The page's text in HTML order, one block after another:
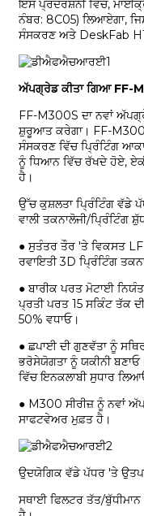
ਇਸ ਪ੍ਰਦਰਸ਼ਨੀ ਵਿੱਚ,
ਨੰਬਰ: 8C05) ਲਿਆਏਗਾ,
ਸੰਸਕਰਣ ਅਤੇ DeskFab
ਅੱਪਗ੍ਰੇਡ ਕੀਤਾ ਗਿਆ FF-
FF-M300S ਦਾ ਨਵਾਂ
ਸ਼ੁਰੂਆਤ ਕਰੇਗਾ। FF-
ਸੰਸਕਰਣ ਵਿੱਚ ਪ੍ਰਿੰਟਿੰਗ
ਨੂੰ ਧਿਆਨ ਵਿੱਚ ਰੱਖਦੇ ਹੋਏ,
ਹੈ।
ਉੱਚ ਕੁਸ਼ਲਤਾ ਪ੍ਰਿੰਟਿੰਗ ਵੱਡੇ
ਵਾਲੀ ਤਕਨਾਲੋਜੀ/ਪ੍ਰਿੰਟਿੰਗ
● ਸੁਤੰਤਰ ਤੌਰ 'ਤੇ ਵਿਕਸਤ
ਰਵਾਇਤੀ 3D ਪ੍ਰਿੰਟਿੰਗ
● ਬਾਰੀਕ ਪਰਤ ਮੋਟਾਈ
ਪ੍ਰਤੀ ਪਰਤ 15 ਸਕਿੰਟ ਤੱਕ
50% ਵਧਾਓ।
● ਛਪਾਈ ਦੀ ਗੁਣਵੱਤਾ ਨੂੰ
ਭਰੋਸੇਯੋਗਤਾ ਨੂੰ ਯਕੀਨੀ
ਵਿੱਚ ਇਨਕਲਾਬੀ ਸੁਧਾਰ
● M300 ਸੀਰੀਜ਼ ਨੂੰ ਨਵਾਂ
ਸਾਫਟਵੇਅਰ ਮੁਫ਼ਤ ਹੈ।
ਉਦਯੋਗਿਕ ਵੱਡੇ ਪੱਧਰ 'ਤੇ
ਸਥਾਈ ਫਿਲਟਰ ਤੱਤ/ਬੁੱਧੀਮਾਨ